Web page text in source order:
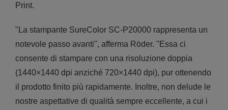
Print.
"La stampante SureColor SC-P20000 rappresenta un
notevole passo avanti", afferma Röder. "Essa ci
consente di stampare con una risoluzione doppia
(1440×1440 dpi anziché 720×1440 dpi), pur ottenendo
il prodotto finito più rapidamente. Inoltre, non delude le
nostre aspettative di qualità sempre eccellente, a cui i